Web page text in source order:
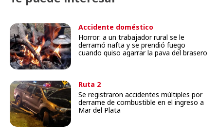
Accidente doméstico
Horror: a un trabajador rural se le
derramó nafta y se prendió fuego
cuando quiso agarrar la pava del brasero
Ruta 2
Se registraron accidentes múltiples por
derrame de combustible en el ingreso a
Mar del Plata